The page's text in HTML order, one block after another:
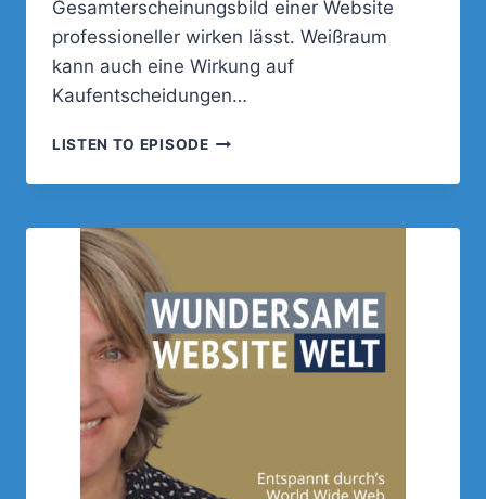
Gesamterscheinungsbild einer Website
professioneller wirken lässt. Weißraum
kann auch eine Wirkung auf
Kaufentscheidungen…
LISTEN TO EPISODEWEISSRAUM: D
NSICHTBARE H
ES W